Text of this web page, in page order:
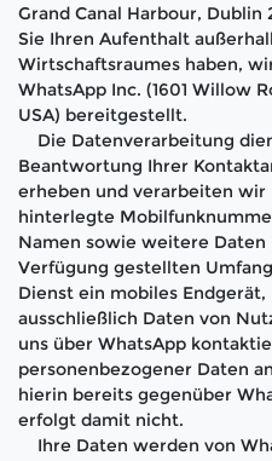
Grand Canal Harbour, Dublin
Sie Ihren Aufenthalt
Wirtschaftsraumes haben,
WhatsApp Inc. (1601 Willow
USA) bereitgestellt.
Die Datenverarbeitung
Beantwortung Ihrer
erheben und verarbeiten wir
hinterlegte
Namen sowie weitere Daten
Verfügung gestellten
Dienst ein mobiles Endgerät,
ausschließlich Daten von
uns über WhatsApp
personenbezogener Daten
hierin bereits gegenüber
erfolgt damit nicht.
Ihre Daten werden von